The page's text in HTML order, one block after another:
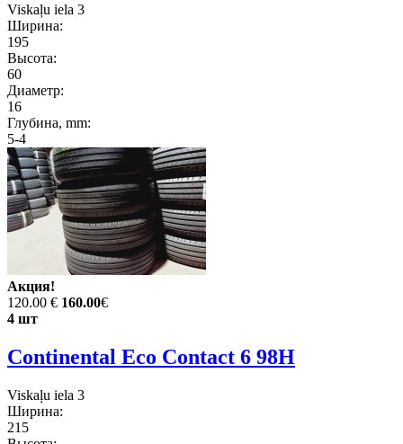
Viskaļu iela 3
Ширина:
195
Высота:
60
Диаметр:
16
Глубина, mm:
5-4
Акция!
120.00 € 160.00€
4 шт
Continental Eco Contact 6 98H
Viskaļu iela 3
Ширина:
215